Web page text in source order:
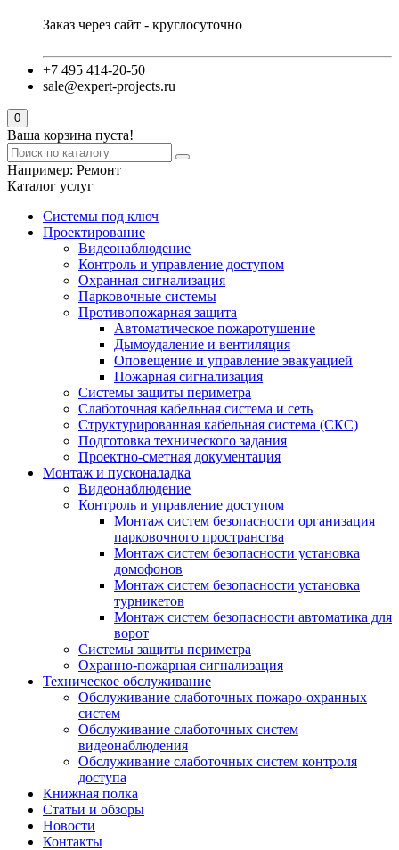
Заказ через сайт - круглосуточно
+7 495 414-20-50
sale@expert-projects.ru
0
Ваша корзина пуста!
Например: Ремонт
Каталог услуг
Системы под ключ
Проектирование
Видеонаблюдение
Контроль и управление доступом
Охранная сигнализация
Парковочные системы
Противопожарная защита
Автоматическое пожаротушение
Дымоудаление и вентиляция
Оповещение и управление эвакуацией
Пожарная сигнализация
Системы защиты периметра
Слаботочная кабельная система и сеть
Структурированная кабельная система (СКС)
Подготовка технического задания
Проектно-сметная документация
Монтаж и пусконаладка
Видеонаблюдение
Контроль и управление доступом
Монтаж систем безопасности организация
парковочного пространства
Монтаж систем безопасности установка
домофонов
Монтаж систем безопасности установка
турникетов
Монтаж систем безопасности автоматика для
ворот
Системы защиты периметра
Охранно-пожарная сигнализация
Техническое обслуживание
Обслуживание слаботочных пожаро-охранных
систем
Обслуживание слаботочных систем
видеонаблюдения
Обслуживание слаботочных систем контроля
доступа
Книжная полка
Статьи и обзоры
Новости
Контакты